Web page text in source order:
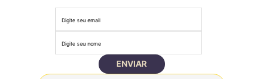
ENVIAR